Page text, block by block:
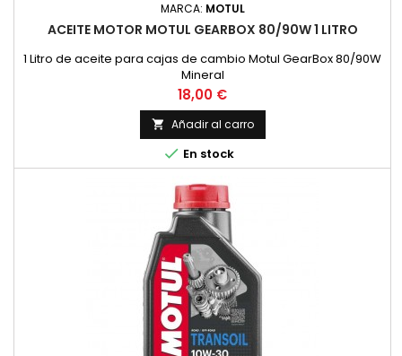
MARCA: MOTUL
ACEITE MOTOR MOTUL GEARBOX 80/90W 1 LITRO
1 Litro de aceite para cajas de cambio Motul GearBox 80/90W
Mineral
Precio
18,00 €
 Añadir al carro
 En stock